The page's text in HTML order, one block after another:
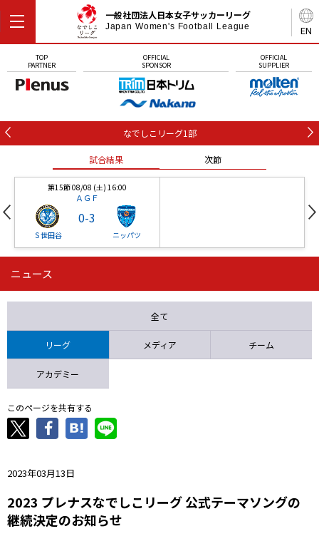
EN
一般社団法人日本女子サッカーリーグ
Japan Women's Football League
TOP
PARTNER
OFFICIAL
SPONSOR
OFFICIAL
SUPPLIER
なでしこリーグ1部
試合結果 次節
第15節 08/08 (土) 16:00
ＡＧＦ
Ｓ世田谷
0-3
ニッパツ
第16節 09/05 (土) 15:00
ニッパツ 石人の星
ニュース
全て
リーグ メディア チーム
アカデミー
このページを共有する
2023年03月13日
2023 プレナスなでしこリーグ 公式テーマソングの
継続決定のお知らせ